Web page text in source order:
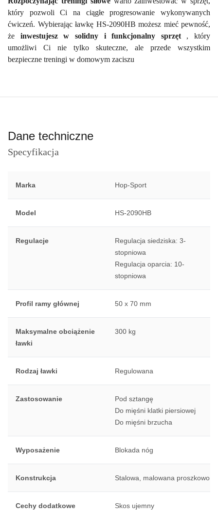
który pozwoli Ci na ciągłe progresowanie wykonywanych
ćwiczeń. Wybierając ławkę HS-2090HB możesz mieć pewność,
że inwestujesz w solidny i funkcjonalny sprzęt , który
umożliwi Ci nie tylko skuteczne, ale przede wszystkim
bezpieczne treningi w domowym zaciszu
Dane techniczne
Specyfikacja
Marka Hop-Sport
Model HS-2090HB
Regulacje
Regulacja siedziska: 3-
stopniowa
Regulacja oparcia: 10-
stopniowa
Profil ramy głównej 50 x 70 mm
Maksymalne obciążenie
ławki
300 kg
Rodzaj ławki Regulowana
Zastosowanie
Pod sztangę
Do mięśni klatki piersiowej
Do mięśni brzucha
Wyposażenie Blokada nóg
Konstrukcja Stalowa, malowana proszkowo
Cechy dodatkowe
Skos ujemny